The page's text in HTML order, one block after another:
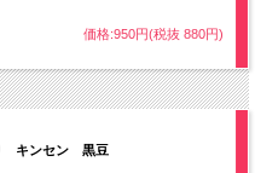
価格:950円(税抜 880円)
キンセン 黒豆